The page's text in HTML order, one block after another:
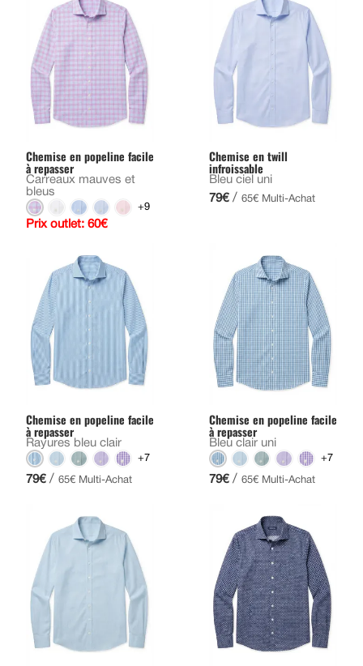
Chemise en popeline facile
à repasser
Carreaux mauves et
bleus
+9
Prix outlet: 60€
Chemise en twill
infroissable
Bleu ciel uni
79€ / 65€ Multi-Achat
Chemise en popeline facile
à repasser
Rayures bleu clair
+7
79€ / 65€ Multi-Achat
Chemise en popeline facile
à repasser
Bleu clair uni
+7
79€ / 65€ Multi-Achat